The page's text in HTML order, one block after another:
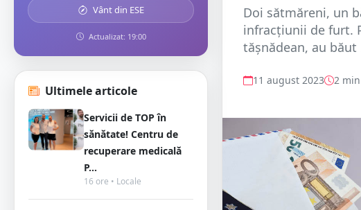
Vânt din ESE
Actualizat: 19:00
Ultimele articole
Servicii de TOP în
sănătate! Centru de
recuperare medicală
P...
16 ore • Locale
Doi sătmăreni, un
infracțiunii de furt.
tășnădean, au
11 august 2023 2